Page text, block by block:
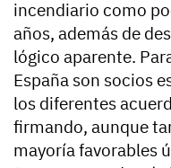
incendiario como
años, además de
lógico aparente.
España son socios
los diferentes
firmando, aunque
mayoría favorables